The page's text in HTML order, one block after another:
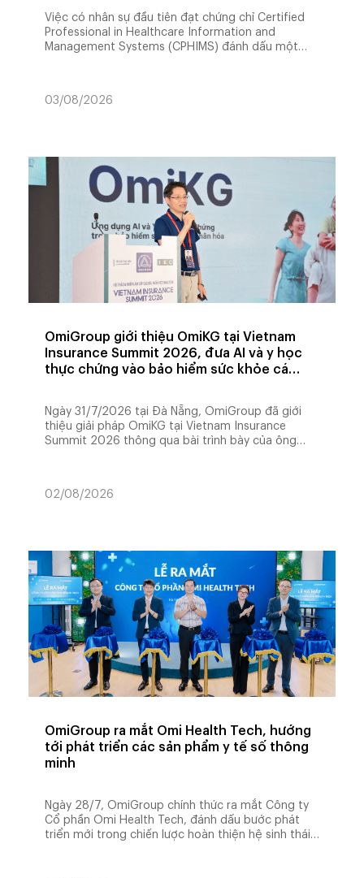
Việc có nhân sự đầu tiên đạt chứng chỉ Certified
Professional in Healthcare Information and
Management Systems (CPHIMS) đánh dấu một
03/08/2026
OmiGroup giới thiệu OmiKG tại Vietnam
Insurance Summit 2026, đưa AI và y học
thực chứng vào bảo hiểm sức khỏe cá
Ngày 31/7/2026 tại Đà Nẵng, OmiGroup đã giới
thiệu giải pháp OmiKG tại Vietnam Insurance
Summit 2026 thông qua bài trình bày của ông
dựa trên y học thực chứng, ứng dụng trong bảo
02/08/2026
OmiGroup ra mắt Omi Health Tech, hướng
tới phát triển các sản phẩm y tế số thông
minh
Ngày 28/7, OmiGroup chính thức ra mắt Công ty
Cổ phần Omi Health Tech, đánh dấu bước phát
triển mới trong chiến lược hoàn thiện hệ sinh thái y